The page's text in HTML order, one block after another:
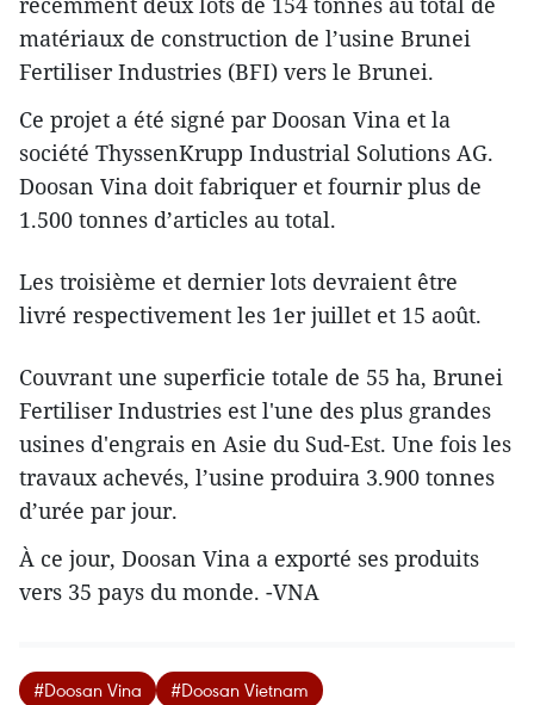
matériaux de construction de l’usine Brunei
Fertiliser Industries (BFI) vers le Brunei.
Ce projet a été signé par Doosan Vina et la
société ThyssenKrupp Industrial Solutions AG.
Doosan Vina doit fabriquer et fournir plus de
1.500 tonnes d’articles au total.
Les troisième et dernier lots devraient être
livré respectivement les 1er juillet et 15 août.
Couvrant une superficie totale de 55 ha, Brunei
Fertiliser Industries est l'une des plus grandes
usines d'engrais en Asie du Sud-Est. Une fois les
travaux achevés, l’usine produira 3.900 tonnes
d’urée par jour.
À ce jour, Doosan Vina a exporté ses produits
vers 35 pays du monde. -VNA
#Doosan Vina
#Doosan Vietnam